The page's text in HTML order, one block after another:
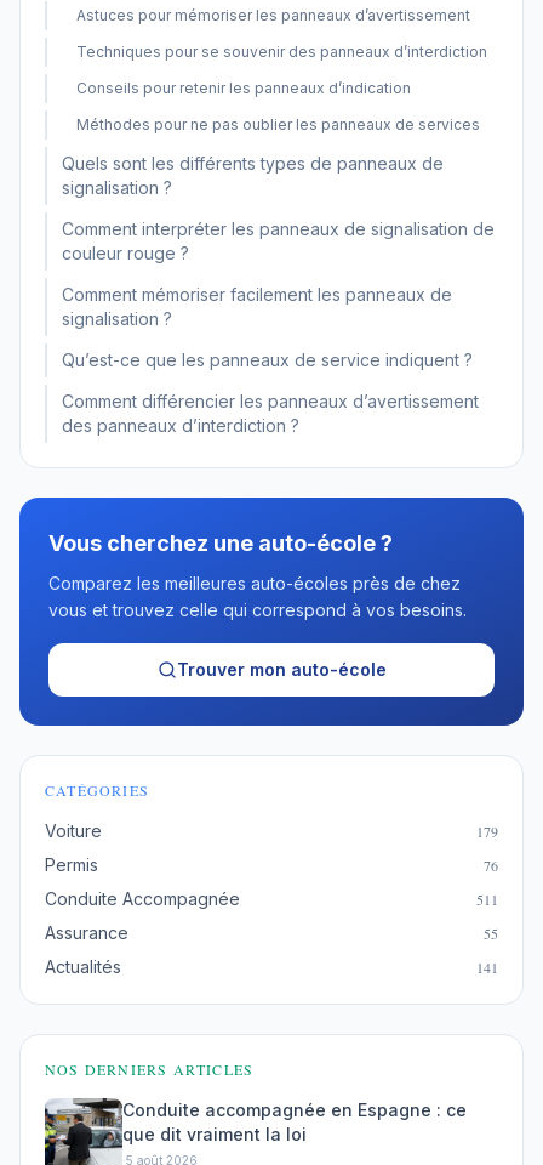
Astuces pour mémoriser les panneaux d’avertissement
Techniques pour se souvenir des panneaux d’interdiction
Conseils pour retenir les panneaux d’indication
Méthodes pour ne pas oublier les panneaux de services
Quels sont les différents types de panneaux de
signalisation ?
Comment interpréter les panneaux de signalisation de
couleur rouge ?
Comment mémoriser facilement les panneaux de
signalisation ?
Qu’est-ce que les panneaux de service indiquent ?
Comment différencier les panneaux d’avertissement
des panneaux d’interdiction ?
Vous cherchez une auto-école ?
Comparez les meilleures auto-écoles près de chez
vous et trouvez celle qui correspond à vos besoins.
Trouver mon auto-école
CATÉGORIES
Voiture 179
Permis 76
Conduite Accompagnée 511
Assurance 55
Actualités 141
NOS DERNIERS ARTICLES
Conduite accompagnée en Espagne : ce
que dit vraiment la loi
·5 août 2026